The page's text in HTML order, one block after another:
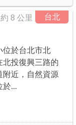
台北
約 8 公里
位於台北市北
北投復興三路的
附近，自然資源
於...